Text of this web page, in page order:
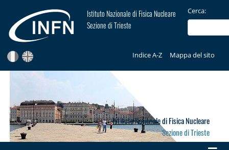
Istituto Nazionale di Fisica Nucleare
Sezione di Trieste
Cerca:
Indice A-Z Mappa del sito
Istituto Nazionale di Fisica Nucleare
Sezione di Trieste